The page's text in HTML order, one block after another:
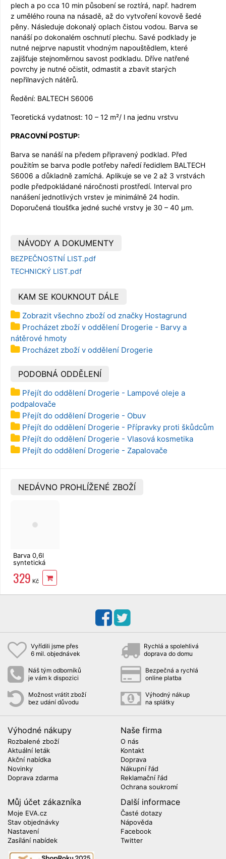
plech a po cca 10 min působení se roztírá, např. hadrem
z umělého rouna na násadě, až do vytvoření kovově šedé
pěny. Následuje dokonalý oplach čistou vodou. Barva se
nanáší po dokonalém oschnutí plechu. Savé podklady je
nutné nejprve napustit vhodným napouštědlem, které
zajišťuje stejnoměrnou savost podkladu. Dříve natřené
povrchy je nutné očistit, odmastit a zbavit starých
nepřilnavých nátěrů.
Ředění: BALTECH S6006
Teoretická vydatnost: 10 – 12 m²/ l na jednu vrstvu
PRACOVNÍ POSTUP:
Barva se nanáší na předem připravený podklad. Před
použitím se barva podle potřeby naředí ředidlem BALTECH
S6006 a důkladně zamíchá. Aplikuje se ve 2 až 3 vrstvách
podle předpokládané náročnosti prostředí. Interval pro
nanášení jednotlivých vrstev je minimálně 24 hodin.
Doporučená tloušťka jedné suché vrstvy je 30 – 40 µm.
NÁVODY A DOKUMENTY
BEZPEČNOSTNÍ LIST.pdf
TECHNICKÝ LIST.pdf
KAM SE KOUKNOUT DÁLE
Zobrazit všechno zboží od značky Hostagrund
Procházet zboží v oddělení Drogerie - Barvy a
nátěrové hmoty
Procházet zboží v oddělení Drogerie
PODOBNÁ ODDĚLENÍ
Přejít do oddělení Drogerie - Lampové oleje a
podpalovače
Přejít do oddělení Drogerie - Obuv
Přejít do oddělení Drogerie - Přípravky proti škůdcům
Přejít do oddělení Drogerie - Vlasová kosmetika
Přejít do oddělení Drogerie - Zapalovače
NEDÁVNO PROHLÍŽENÉ ZBOŽÍ
Barva 0,6l
syntetická
HOSTAGRUND
Prim 0131
329 Kč
Vyřídili jsme přes
6 mil. objednávek
Rychlá a spolehlivá
doprava do domu
Náš tým odborníků
je vám k dispozici
Bezpečná a rychlá
online platba
Možnost vrátit zboží
bez udání důvodu
Výhodný nákup
na splátky
Výhodné nákupy
Rozbalené zboží
Aktuální leták
Akční nabídka
Novinky
Doprava zdarma
Naše firma
O nás
Kontakt
Doprava
Nákupní řád
Reklamační řád
Ochrana soukromí
Můj účet zákazníka
Moje EVA.cz
Stav objednávky
Nastavení
Zasílání nabídek
Další informace
Časté dotazy
Nápověda
Facebook
Twitter